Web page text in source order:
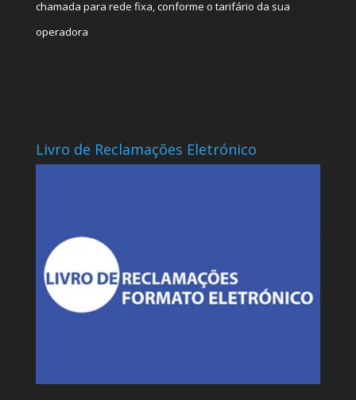
chamada para rede fixa, conforme o tarifário da sua
operadora
Livro de Reclamações Eletrónico